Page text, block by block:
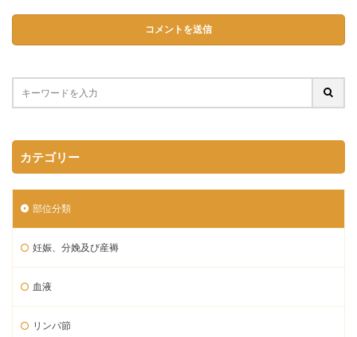
カテゴリー
部位分類
妊娠、分娩及び産褥
血液
リンパ節